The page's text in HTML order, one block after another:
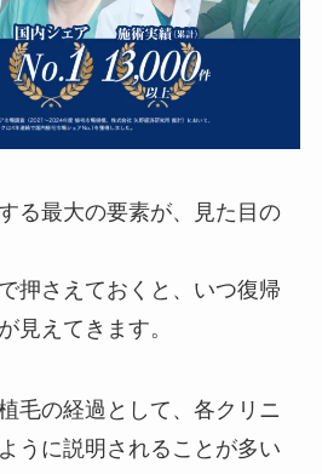
る最大の要素が、見た目の
押さえておくと、いつ復帰
見えてきます。
毛の経過として、各クリニ
うに説明されることが多い